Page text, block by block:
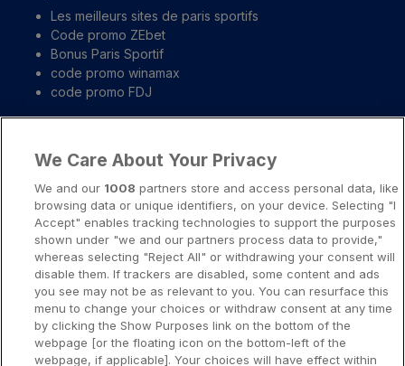
Les meilleurs sites de paris sportifs
Code promo ZEbet
Bonus Paris Sportif
code promo winamax
code promo FDJ
Liens importants
A propos
Notice légale
Presse-Recrutement-Partenariat
Politique de confidentialité
Politique de Cookies
Prévenir la dépendance aux jeux d’argent
Nos rédacteurs
We Care About Your Privacy
We and our 1008 partners store and access personal data, like
browsing data or unique identifiers, on your device. Selecting "I
Accept" enables tracking technologies to support the purposes
shown under "we and our partners process data to provide,"
whereas selecting "Reject All" or withdrawing your consent will
disable them. If trackers are disabled, some content and ads
you see may not be as relevant to you. You can resurface this
menu to change your choices or withdraw consent at any time
by clicking the Show Purposes link on the bottom of the
webpage [or the floating icon on the bottom-left of the
webpage, if applicable]. Your choices will have effect within